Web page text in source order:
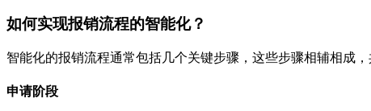
如何实现报销流程的智能化？
智能化的报销流程通常包括几个关键步骤，这些步骤相辅相成
申请阶段